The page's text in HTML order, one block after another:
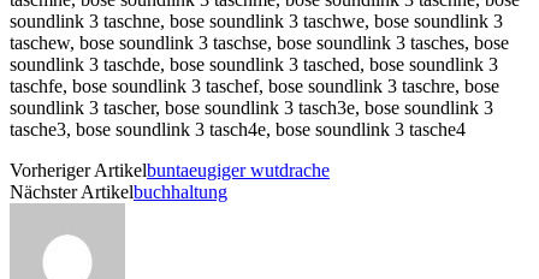
Vorheriger Artikelbuntaeugiger wutdrache
Nächster Artikelbuchhaltung